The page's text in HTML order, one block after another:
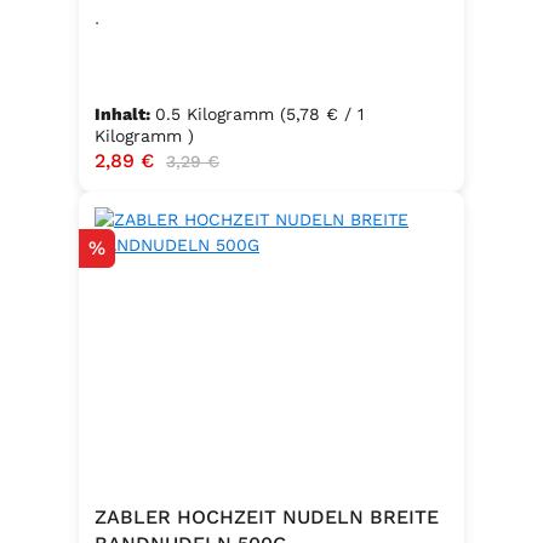
.
Inhalt: 0.5 Kilogramm (5,78 € / 1
Kilogramm )
Verkaufspreis:
2,89 € Regulärer Preis:
3,29 €
Rabatt
%
ZABLER HOCHZEIT NUDELN BREITE